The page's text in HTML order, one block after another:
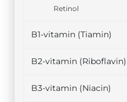
Retinol
B1-vitamin (Tiamin)
B2-vitamin (Riboflavin)
B3-vitamin (Niacin)